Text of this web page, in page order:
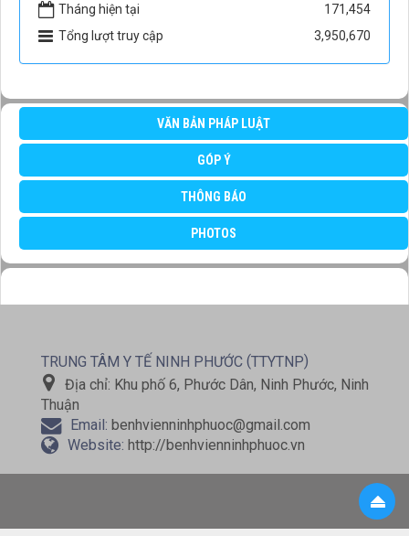
Tháng hiện tại
171,454
Tổng lượt truy cập
3,950,670
VĂN BẢN PHÁP LUẬT
GÓP Ý
THÔNG BÁO
PHOTOS
TRUNG TÂM Y TẾ NINH PHƯỚC (TTYTNP)
Địa chỉ: Khu phố 6, Phước Dân, Ninh Phước, Ninh
Thuận
Email: benhvienninhphuoc@gmail.com
Website: http://benhvienninhphuoc.vn